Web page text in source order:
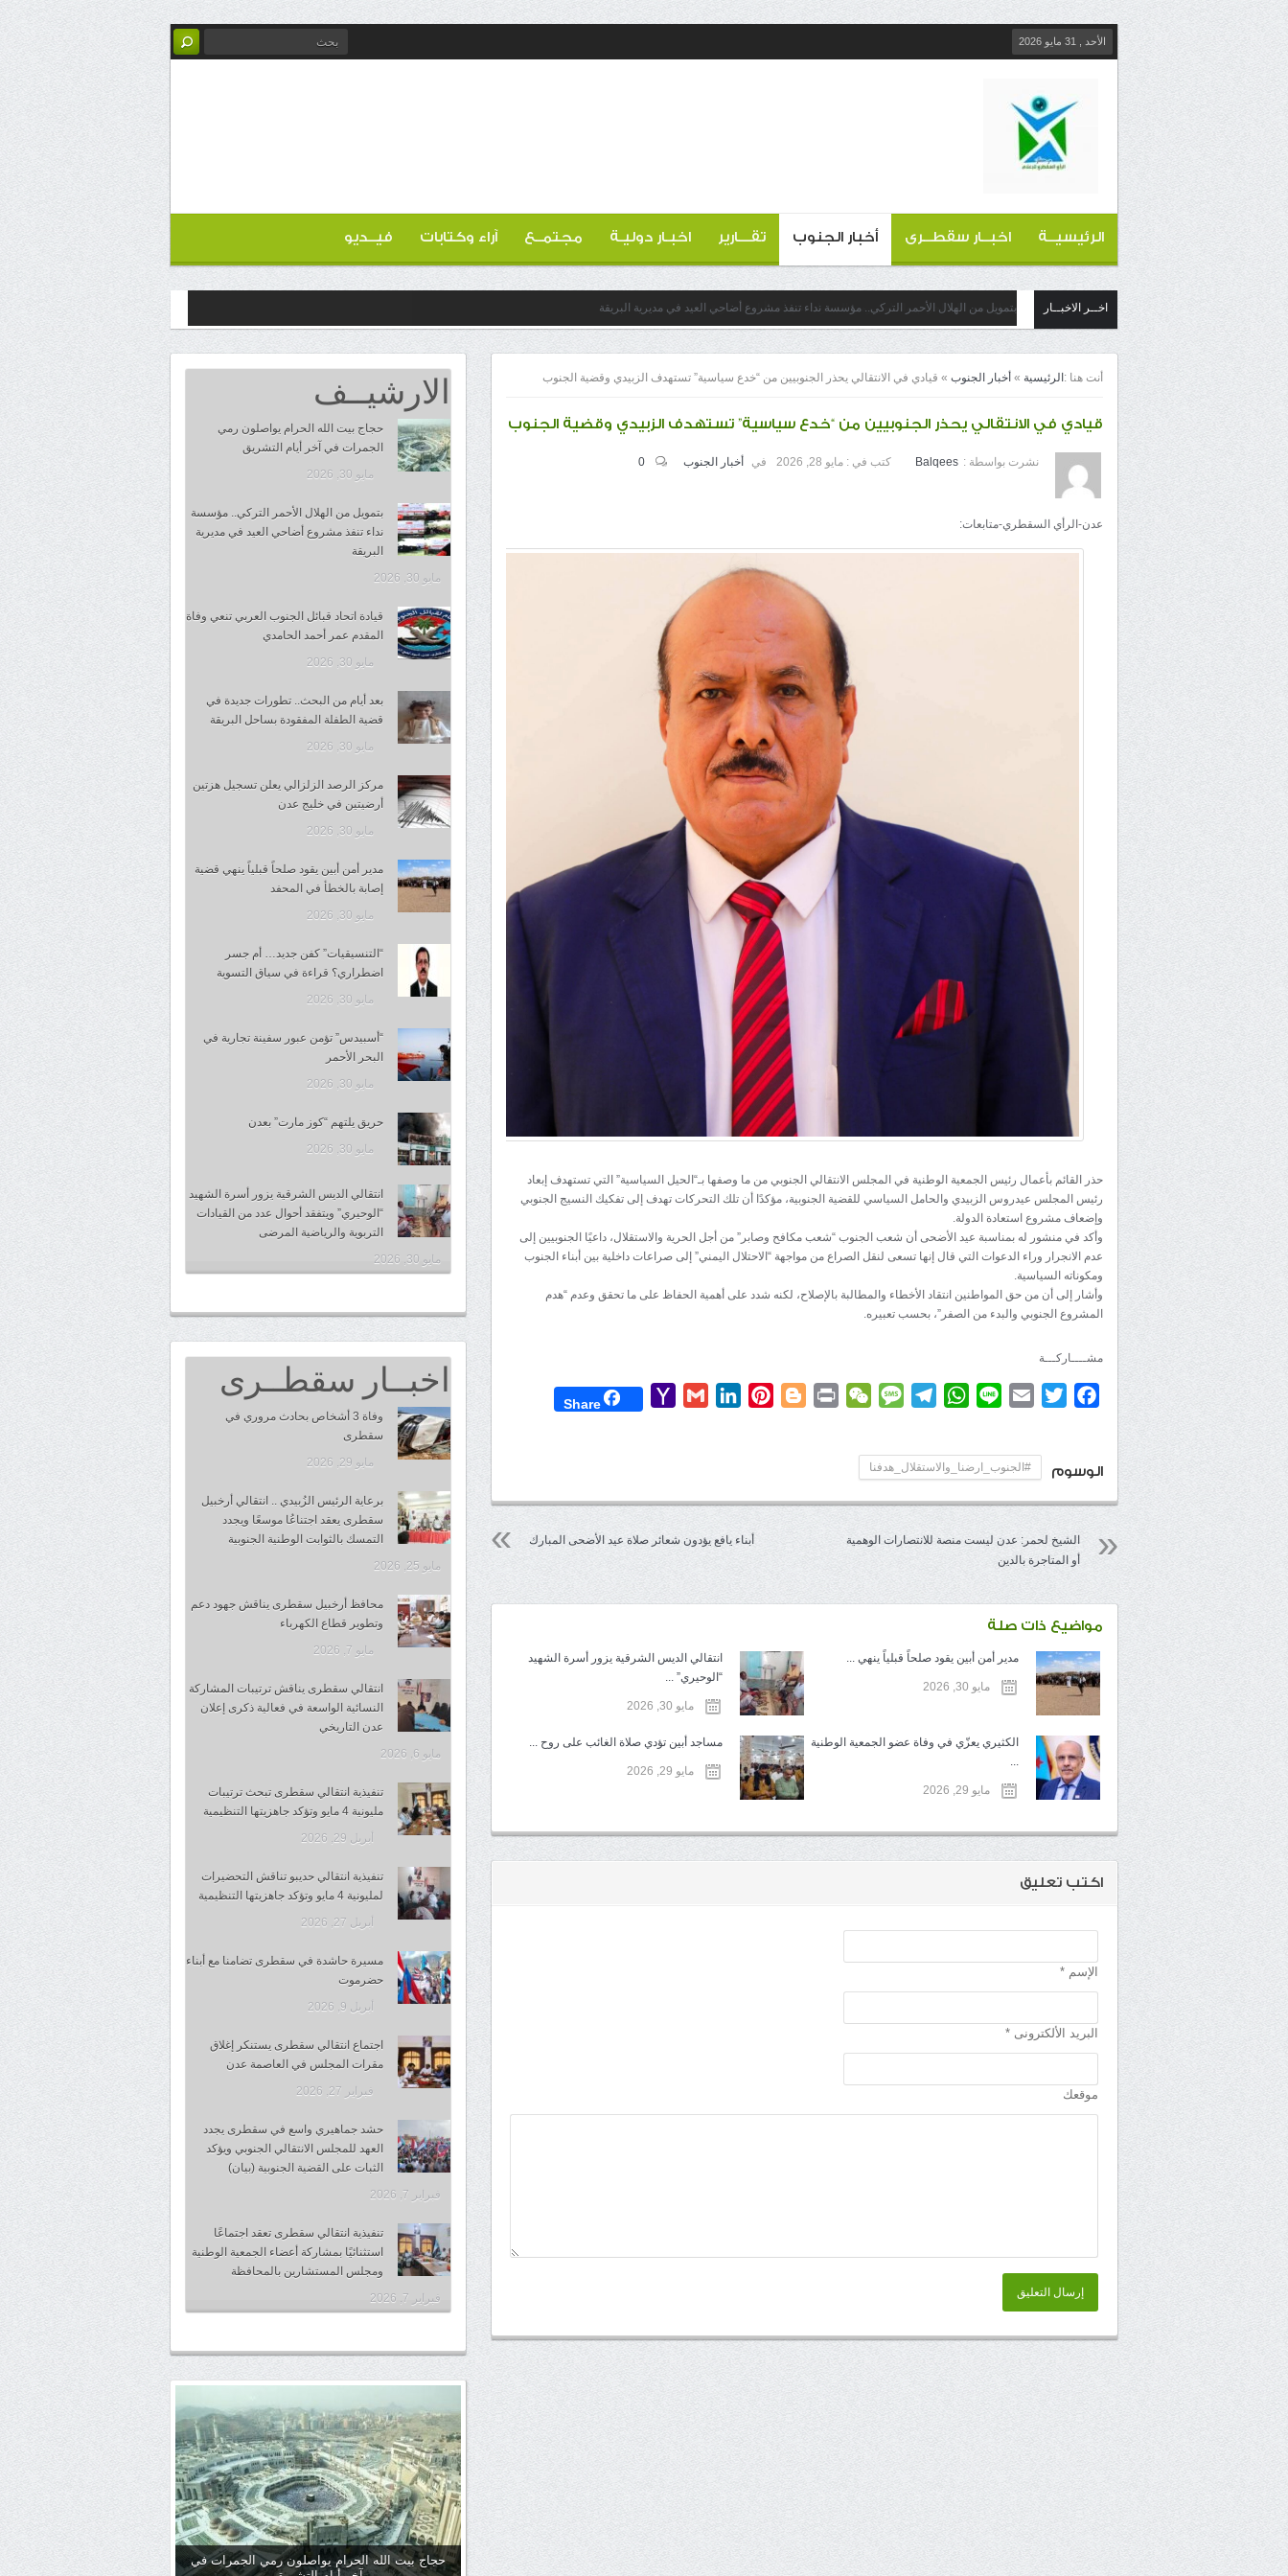
الأحد , 31 مايو 2026
الرئيسيــة اخبــار سقطــرى أخبار الجنوب تقـــارير اخبـار دوليـة مجتمــع آراء وكتابات فيــديو
اخــر الاخبــار بتمويل من الهلال الأحمر التركي.. مؤسسة نداء تنفذ مشروع أضاحي العيد في مديرية البريقة
أنت هنا : الرئيسية » أخبار الجنوب » قيادي في الانتقالي يحذر الجنوبيين من “خدع سياسية” تستهدف الزبيدي وقضية الجنوب
قيادي في الانتقالي يحذر الجنوبيين من “خدع سياسية” تستهدف الزبيدي وقضية الجنوب
نشرت بواسطة : Balqees كتب في : مايو 28, 2026 في أخبار الجنوب 0
عدن-الرأي السقطري-متابعات:
حذر القائم بأعمال رئيس الجمعية الوطنية في المجلس الانتقالي الجنوبي من ما وصفها بـ“الحيل السياسية” التي تستهدف إبعاد
رئيس المجلس عيدروس الزبيدي والحامل السياسي للقضية الجنوبية، مؤكدًا أن تلك التحركات تهدف إلى تفكيك النسيج الجنوبي
وإضعاف مشروع استعادة الدولة.
وأكد في منشور له بمناسبة عيد الأضحى أن شعب الجنوب “شعب مكافح وصابر” من أجل الحرية والاستقلال، داعيًا الجنوبيين إلى
عدم الانجرار وراء الدعوات التي قال إنها تسعى لنقل الصراع من مواجهة “الاحتلال اليمني” إلى صراعات داخلية بين أبناء الجنوب
ومكوناته السياسية.
وأشار إلى أن من حق المواطنين انتقاد الأخطاء والمطالبة بالإصلاح، لكنه شدد على أهمية الحفاظ على ما تحقق وعدم “هدم
المشروع الجنوبي والبدء من الصفر”، بحسب تعبيره.
مشــــاركـــة
Facebook
Twitter
Email
Line
WhatsApp
Telegram
Message
WeChat
Print
Blogger
Pinterest
LinkedIn
Gmail
Yahoo
Share
الوسوم #الجنوب_ارضنا_والاستقلال_هدفنا
أبناء يافع يؤدون شعائر صلاة عيد الأضحى المبارك
الشيخ لحمر: عدن ليست منصة للانتصارات الوهمية
أو المتاجرة بالدين
مواضيع ذات صلة
مدير أمن أبين يقود صلحاً قبلياً ينهي ...
مايو 30, 2026
انتقالي الديس الشرقية يزور أسرة الشهيد
“الوحيري” ...
مايو 30, 2026
الكثيري يعزّي في وفاة عضو الجمعية الوطنية
...
مايو 29, 2026
مساجد أبين تؤدي صلاة الغائب على روح ...
مايو 29, 2026
اكتب تعليق
الإسم *
البريد الألكترونى *
موقعك
إرسال التعليق
الارشيــف
حجاج بيت الله الحرام يواصلون رمي
الجمرات في آخر أيام التشريق
مايو 30, 2026
بتمويل من الهلال الأحمر التركي.. مؤسسة
نداء تنفذ مشروع أضاحي العيد في مديرية
البريقة
مايو 30, 2026
قيادة اتحاد قبائل الجنوب العربي تنعي وفاة
المقدم عمر أحمد الحامدي
مايو 30, 2026
بعد أيام من البحث.. تطورات جديدة في
قضية الطفلة المفقودة بساحل البريقة
مايو 30, 2026
مركز الرصد الزلزالي يعلن تسجيل هزتين
أرضيتين في خليج عدن
مايو 30, 2026
مدير أمن أبين يقود صلحاً قبلياً ينهي قضية
إصابة بالخطأ في المحفد
مايو 30, 2026
“التنسيقيات” كفن جديد… أم جسر
اضطراري؟ قراءة في سياق التسوية
مايو 30, 2026
“أسبيدس” تؤمن عبور سفينة تجارية في
البحر الأحمر
مايو 30, 2026
حريق يلتهم “كوز مارت” بعدن
مايو 30, 2026
انتقالي الديس الشرقية يزور أسرة الشهيد
“الوحيري” ويتفقد أحوال عدد من القيادات
التربوية والرياضية المرضى
مايو 30, 2026
اخبــار سقطــرى
وفاة 3 أشخاص بحادث مروري في
سقطرى
مايو 29, 2026
برعاية الرئيس الزُبيدي .. انتقالي أرخبيل
سقطرى يعقد اجتناعُا موسعًا ويجدد
التمسك بالثوابت الوطنية الجنوبية
مايو 25, 2026
محافظ أرخبيل سقطرى يناقش جهود دعم
وتطوير قطاع الكهرباء
مايو 7, 2026
انتقالي سقطرى يناقش ترتيبات المشاركة
النسائية الواسعة في فعالية ذكرى إعلان
عدن التاريخي
مايو 6, 2026
تنفيذية انتقالي سقطرى تبحث ترتيبات
مليونية 4 مايو وتؤكد جاهزيتها التنظيمية
أبريل 29, 2026
تنفيذية انتقالي حديبو تناقش التحضيرات
لمليونية 4 مايو وتؤكد جاهزيتها التنظيمية
أبريل 27, 2026
مسيرة حاشدة في سقطرى تضامنا مع أبناء
حضرموت
أبريل 9, 2026
اجتماع انتقالي سقطرى يستنكر إغلاق
مقرات المجلس في العاصمة عدن
فبراير 27, 2026
حشد جماهيري واسع في سقطرى يجدد
العهد للمجلس الانتقالي الجنوبي ويؤكد
الثبات على القضية الجنوبية (بيان)
فبراير 7, 2026
تنفيذية انتقالي سقطرى تعقد اجتماعًا
استثنائيًا بمشاركة أعضاء الجمعية الوطنية
ومجلس المستشارين بالمحافظة
فبراير 7, 2026
حجاج بيت الله الحرام يواصلون رمي الجمرات في